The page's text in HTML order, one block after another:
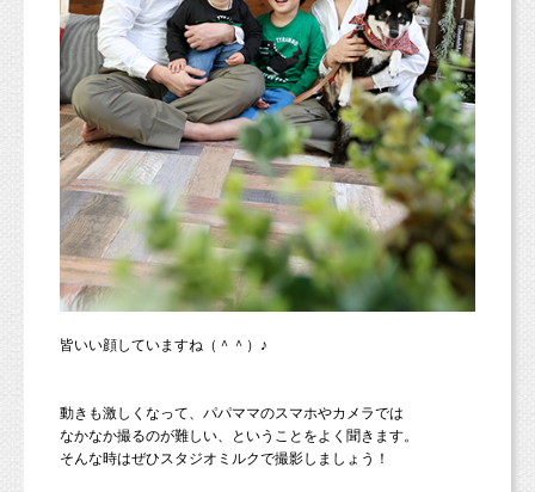
皆いい顔していますね（＾＾）♪
動きも激しくなって、パパママのスマホやカメラでは
なかなか撮るのが難しい、ということをよく聞きます。
そんな時はぜひスタジオミルクで撮影しましょう！